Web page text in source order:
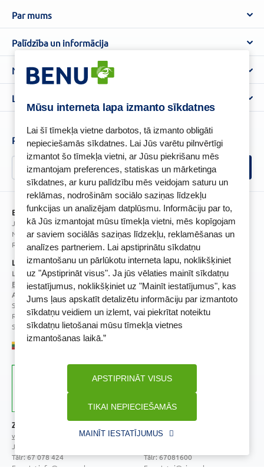
Mūsu interneta lapa izmanto sīkdatnes
Lai šī tīmekļa vietne darbotos, tā izmanto obligāti
nepieciešamās sīkdatnes. Lai Jūs varētu pilnvērtīgi
izmantot šo tīmekļa vietni, ar Jūsu piekrišanu mēs
izmantojam preferences, statiskas un mārketinga
sīkdatnes, ar kuru palīdzību mēs veidojam saturu un
reklāmas, nodrošinām sociālo saziņas līdzekļu
funkcijas un analizējam datplūsmu. Informāciju par to,
kā Jūs izmantojat mūsu tīmekļa vietni, mēs kopīgojam
ar saviem sociālās saziņas līdzekļu, reklamēšanas un
analīzes partneriem. Lai apstiprinātu sīkdatņu
izmantošanu un pārlūkotu interneta lapu, noklikšķiniet
uz "Apstiprināt visus". Ja jūs vēlaties mainīt sīkdatņu
iestatījumus, noklikšķiniet uz "Mainīt iestatījumus", kas
Jums ļaus apskatīt detalizētu informāciju par izmantoto
sīkdatņu veidiem un izlemt, vai piekrītat noteiktu
sīkdatņu lietošanai mūsu tīmekļa vietnes
izmantošanas laikā.”
TIKAI NEPIECIEŠAMĀS
APSTIPRINĀT VISUS
MAINĪT IESTATĪJUMUS
Par mums
Par BENU
Benu Blogs
Aptiekas
Palīdzība un informācija
BENU Aptieka kontakti
Piegāde
Biežāk uzdotie jautājumi
Noteikumi
Lietošanas noteikumi
Atteikuma tiesību veidlapa
Privātuma politika
Sīkfailu politika
Videonovērošanas politika
Lojalitātes programma
Senioru priekšrocības
Īpašās priekšrocības
BENU lietotne
BENU lojalitātes programmas noteikumi
Piesakies un esi pirmais, kas uzzina BENU jaunumus!
BENU Aptieka Latvija, SIA
Juridiskā adrese / Faktiskā adrese:
Noliktavu iela 5, Dreiliņi, Stopiņu novads, LV-2130
Reģistrācijas Nr.: 40003252167
Licence
Licences numurs:A00010
E-aptiekas kontakti
Aptiekas vadītāja:
Sertificēta farmaceite: Jeļena Gončarova
Reģistrācijas Nr.: F-0834
Sertifikāta Nr.: 092.2020
Zāļu valsts aģentūra
www.zva.gov.lv
Jersikas iela 15, Rīga
Tālr: 67 078 424
E-pasts: info@zva.gov.lv
www.vi.gov.lv
Tālr: 67081600
E-pasts: vi@vi.gov.lv